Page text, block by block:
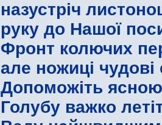
назустріч
руку до Нашої
Фронт колючих
але ножиці чудові
Допоможіть
Голубу важко